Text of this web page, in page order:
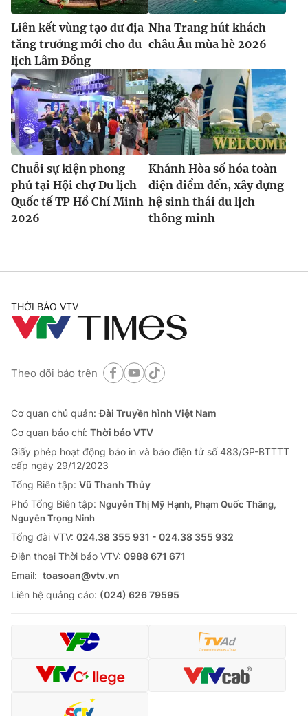
Liên kết vùng tạo dư địa
tăng trưởng mới cho du
lịch Lâm Đồng
Nha Trang hút khách
châu Âu mùa hè 2026
Chuỗi sự kiện phong
phú tại Hội chợ Du lịch
Quốc tế TP Hồ Chí Minh
2026
Khánh Hòa số hóa toàn
diện điểm đến, xây dựng
hệ sinh thái du lịch
thông minh
THỜI BÁO VTV
Theo dõi báo trên
Cơ quan chủ quản:Đài Truyền hình Việt Nam
Cơ quan báo chí: Thời báo VTV
Giấy phép hoạt động báo in và báo điện tử số 483/GP-BTTTT
cấp ngày 29/12/2023
Tổng Biên tập: Vũ Thanh Thủy
Phó Tổng Biên tập: Nguyễn Thị Mỹ Hạnh, Phạm Quốc Thắng,
Nguyễn Trọng Ninh
Tổng đài VTV: 024.38 355 931 - 024.38 355 932
Ðiện thoại Thời báo VTV: 0988 671 671
Email: toasoan@vtv.vn
Liên hệ quảng cáo: (024) 626 79595